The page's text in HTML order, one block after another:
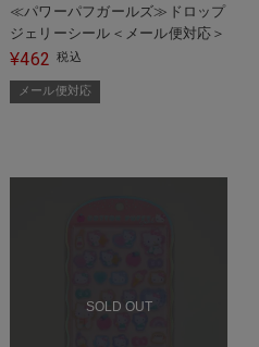
≪パワーパフガールズ≫ドロップ
ジェリーシール＜メール便対応＞
¥462 税込
メール便対応
SOLD OUT